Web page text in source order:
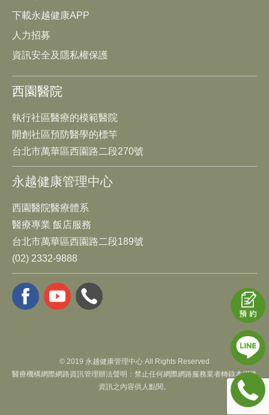
下載永越健康APP
人力招募
資訊安全及隱私權保護
西園醫院
執行社區醫療的模範醫院
開創社區預防醫學的標竿
台北市萬華區西園路二段270號
永越健康管理中心
西園醫院醫療體系
醫療專業 飯店服務
台北市萬華區西園路二段189號
(02) 2332-9888
© 2019 永越健康管理中心 All Rights Reserved
醫療機構網際網路資訊管理辦法聲明：禁止任何網際網路服務業者轉錄本網路
資訊之內容供人點閱。